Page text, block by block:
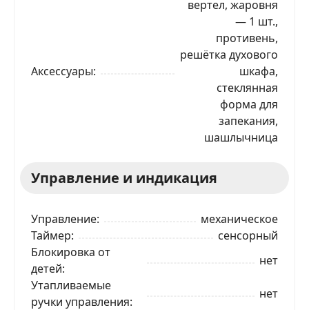
Аксессуары
вертел, жаровня
— 1 шт.,
противень,
решётка духового
шкафа,
стеклянная
форма для
запекания,
шашлычница
Управление и индикация
Управление
механическое
Таймер
сенсорный
Блокировка от
детей
нет
Утапливаемые
ручки управления
нет